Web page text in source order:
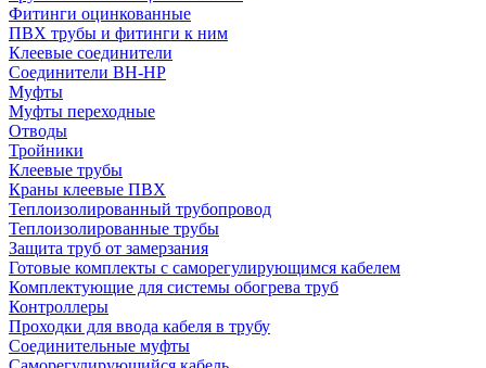
Фитинги оцинкованные
ПВХ трубы и фитинги к ним
Клеевые соединители
Соединители ВН-НР
Муфты
Муфты переходные
Отводы
Тройники
Клеевые трубы
Краны клеевые ПВХ
Теплоизолированный трубопровод
Теплоизолированные трубы
Защита труб от замерзания
Готовые комплекты с саморегулирующимся кабелем
Комплектующие для системы обогрева труб
Контроллеры
Проходки для ввода кабеля в трубу
Соединительные муфты